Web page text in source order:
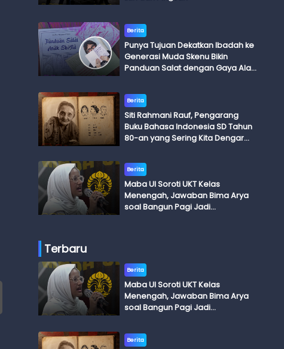
Berita
Punya Tujuan Dekatkan Ibadah ke
Generasi Muda Skenu Bikin
Panduan Salat dengan Gaya Ala
Berita
Siti Rahmani Rauf, Pengarang
Buku Bahasa Indonesia SD Tahun
80-an yang Sering Kita Dengar
Adik Budi
Berita
Maba UI Soroti UKT Kelas
Menengah, Jawaban Bima Arya
soal Bangun Pagi Jadi
Terbaru
Berita
Maba UI Soroti UKT Kelas
Menengah, Jawaban Bima Arya
soal Bangun Pagi Jadi
Berita